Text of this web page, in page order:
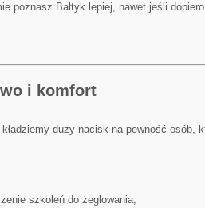
poznasz Bałtyk lepiej, nawet jeśli
i komfort
duży nacisk na pewność osób,
szkoleń do żeglowania,